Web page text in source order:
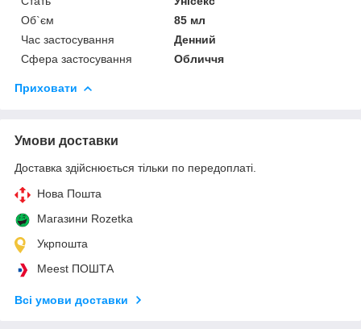
Об`єм
85 мл
Час застосування
Денний
Сфера застосування
Обличчя
Приховати
Умови доставки
Доставка здійснюється тільки по передоплаті.
Нова Пошта
Магазини Rozetka
Укрпошта
Meest ПОШТА
Всі умови доставки